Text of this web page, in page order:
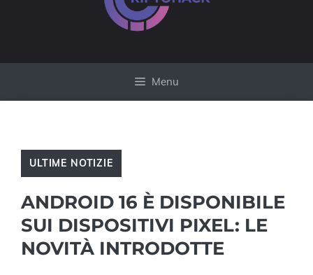
Menu
ULTIME NOTIZIE
ANDROID 16 È DISPONIBILE
SUI DISPOSITIVI PIXEL: LE
NOVITÀ INTRODOTTE